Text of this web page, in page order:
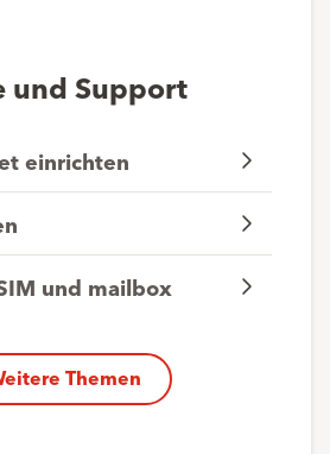
und Support
einrichten
und mailbox
Themen